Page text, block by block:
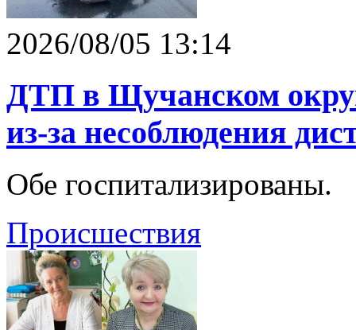
2026/08/05 13:14
ДТП в Щучанском
из-за несоблюдения
Обе госпитализированы.
Происшествия